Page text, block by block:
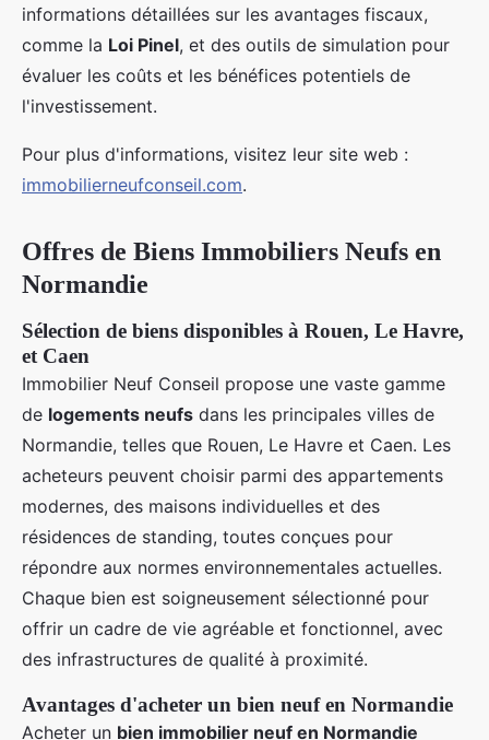
informations détaillées sur les avantages fiscaux,
comme la Loi Pinel, et des outils de simulation pour
évaluer les coûts et les bénéfices potentiels de
l'investissement.
Pour plus d'informations, visitez leur site web :
immobilierneufconseil.com.
Offres de Biens Immobiliers Neufs en
Normandie
Sélection de biens disponibles à Rouen, Le Havre,
et Caen
Immobilier Neuf Conseil propose une vaste gamme
de logements neufs dans les principales villes de
Normandie, telles que Rouen, Le Havre et Caen. Les
acheteurs peuvent choisir parmi des appartements
modernes, des maisons individuelles et des
résidences de standing, toutes conçues pour
répondre aux normes environnementales actuelles.
Chaque bien est soigneusement sélectionné pour
offrir un cadre de vie agréable et fonctionnel, avec
des infrastructures de qualité à proximité.
Avantages d'acheter un bien neuf en Normandie
Acheter un bien immobilier neuf en Normandie